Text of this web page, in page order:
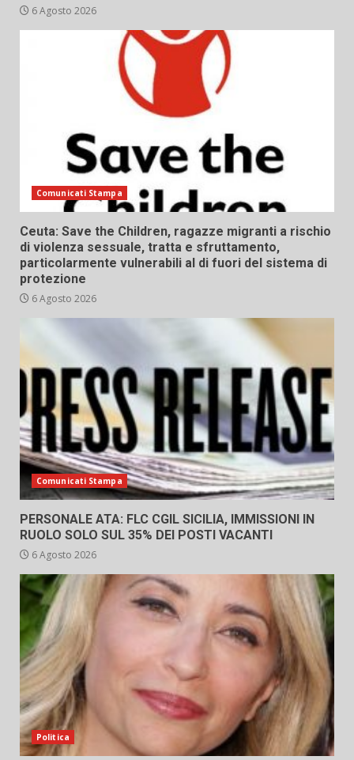
6 Agosto 2026
Comunicati Stampa
Ceuta: Save the Children, ragazze migranti a rischio
di violenza sessuale, tratta e sfruttamento,
particolarmente vulnerabili al di fuori del sistema di
protezione
6 Agosto 2026
Comunicati Stampa
PERSONALE ATA: FLC CGIL SICILIA, IMMISSIONI IN
RUOLO SOLO SUL 35% DEI POSTI VACANTI
6 Agosto 2026
Politica